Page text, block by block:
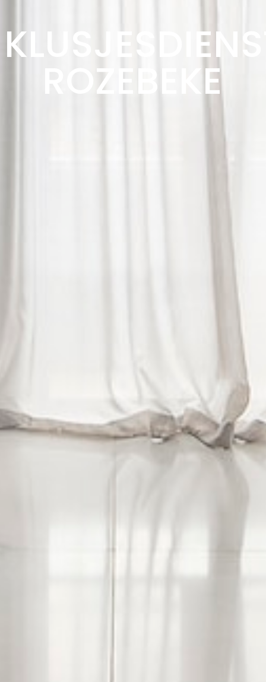
ROZEBEKE